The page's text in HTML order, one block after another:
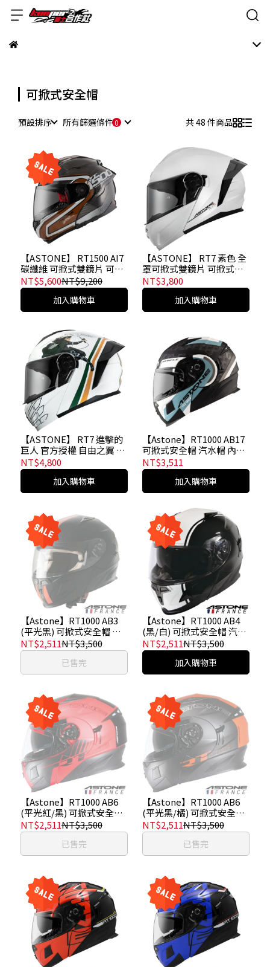
可掀式安全帽
預設排序 所有篩選條件 共 48 件商品
【ASTONE】 RT1500 AI7
碳纖維 可掀式雙鏡片 可掀
式安全帽 可樂帽 汽水帽
NT$5,600NT$9,200
加入購物車
【ASTONE】 RT7 素色 全
罩可掀式雙鏡片 可掀式安
全帽 可樂帽 汽水帽
NT$3,800
加入購物車
【ASTONE】 RT7 進擊的
巨人 官方授權 自由之翼 可
掀式雙鏡片 可掀式安全帽
可樂帽 汽水帽 全罩
NT$4,800
加入購物車
【Astone】RT1000 AB17
可掀式安全帽 汽水帽 內藏
墨鏡
NT$3,511
加入購物車
【Astone】RT1000 AB3
(平光黑) 可掀式安全帽 汽
水帽 內墨鏡
NT$2,511NT$3,500
已售完
【Astone】RT1000 AB4
(黑/白) 可掀式安全帽 汽水
帽 內墨鏡
NT$2,511NT$3,500
加入購物車
【Astone】RT1000 AB6
(平光紅/黑) 可掀式安全帽
汽水帽 內墨鏡
NT$2,511NT$3,500
已售完
【Astone】RT1000 AB6
(平光黑/橘) 可掀式安全帽
汽水帽 內墨鏡
NT$2,511NT$3,500
已售完